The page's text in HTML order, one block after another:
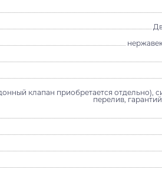
клапан приобретается отдельно),
перелив,